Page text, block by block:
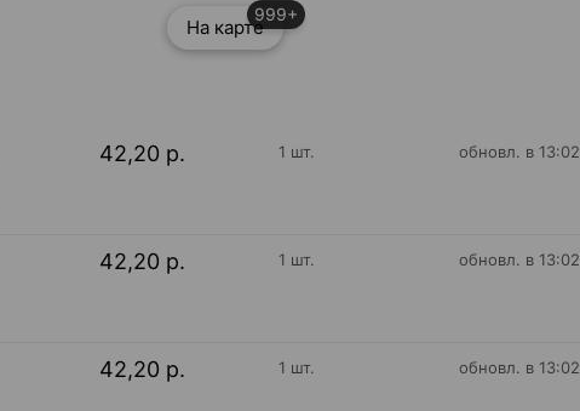
На карте
999+
42,20 р. 1 шт. обновл. в 13:02
42,20 р. 1 шт. обновл. в 13:02
42,20 р. 1 шт. обновл. в 13:02